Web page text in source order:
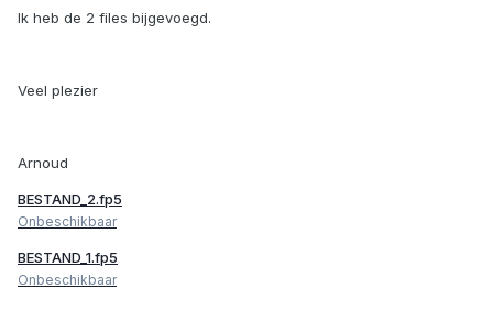
Ik heb de 2 files bijgevoegd.
Veel plezier
Arnoud
BESTAND_2.fp5
Onbeschikbaar
BESTAND_1.fp5
Onbeschikbaar